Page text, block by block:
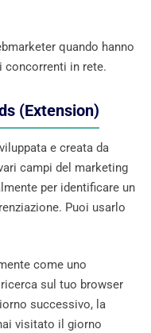
quando hanno
concorrenti in rete.
(Extension)
e creata da
campi del marketing
per identificare un
Puoi usarlo
come uno
sul tuo browser
successivo, la
visitato il giorno